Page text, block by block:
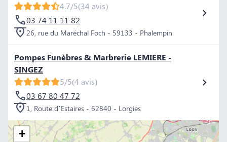
4.7/5(34 avis)
03 74 11 11 82
26, rue du Maréchal Foch - 59133 - Phalempin
Pompes Funèbres & Marbrerie LEMIERE -
SINGEZ
5/5(4 avis)
03 67 80 47 72
1, Route d’Estaires - 62840 - Lorgies
+